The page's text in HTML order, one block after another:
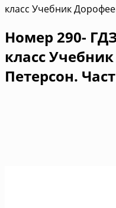
класс Учебник
Номер 290-
класс
Петерсон.